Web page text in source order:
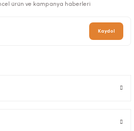
ürün ve kampanya haberleri
Kaydol